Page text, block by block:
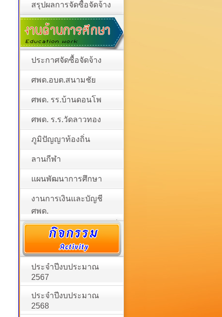
สรุปผลการจัดซื้อจัดจ้าง
ประกาศจัดซื้อจัดจ้าง
ศพด.อบต.สนามชัย
ศพด. รร.บ้านดอนโพ
ศพด. ร.ร.วัดลาวทอง
ภูมิปัญญาท้องถิ่น
ลานกีฬา
แผนพัฒนาการศึกษา
งานการเงินและบัญชี
ศพด.
ประจำปีงบประมาณ
2567
ประจำปีงบประมาณ
2568